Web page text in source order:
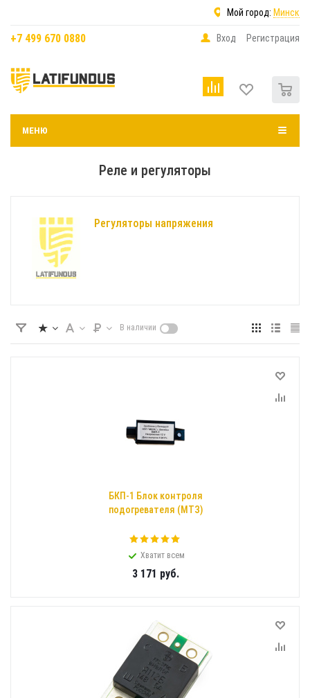
Мой город: Минск
+7 499 670 0880 Вход Регистрация
МЕНЮ
Реле и регуляторы
Регуляторы напряжения
В наличии
БКП-1 Блок контроля
подогревателя (МТЗ)
Хватит всем
3 171 руб.